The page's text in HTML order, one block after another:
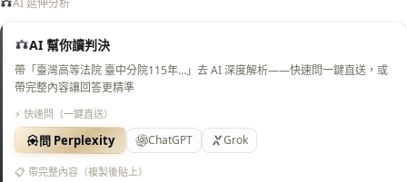
AI 延伸分析
AI 幫你讀判決
帶「臺灣高等法院 臺中分院115年…」去 AI 深度解析——快速問一鍵直送，或
帶完整內容讓回答更精準
⚡ 快速問（一鍵直送）
問 Perplexity ChatGPT Grok
📋 帶完整內容（複製後貼上）